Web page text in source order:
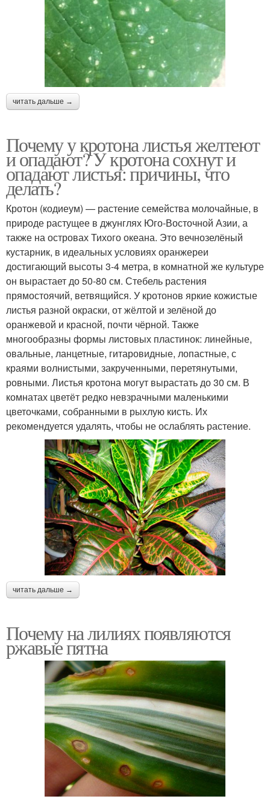
читать дальше →
Почему у кротона листья желтеют
и опадают? У кротона сохнут и
опадают листья: причины, что
делать?
Кротон (кодиеум) — растение семейства молочайные, в
природе растущее в джунглях Юго-Восточной Азии, а
также на островах Тихого океана. Это вечнозелёный
кустарник, в идеальных условиях оранжереи
достигающий высоты 3-4 метра, в комнатной же культуре
он вырастает до 50-80 см. Стебель растения
прямостоячий, ветвящийся. У кротонов яркие кожистые
листья разной окраски, от жёлтой и зелёной до
оранжевой и красной, почти чёрной. Также
многообразны формы листовых пластинок: линейные,
овальные, ланцетные, гитаровидные, лопастные, с
краями волнистыми, закрученными, перетянутыми,
ровными. Листья кротона могут вырастать до 30 см. В
комнатах цветёт редко невзрачными маленькими
цветочками, собранными в рыхлую кисть. Их
рекомендуется удалять, чтобы не ослаблять растение.
читать дальше →
Почему на лилиях появляются
ржавые пятна